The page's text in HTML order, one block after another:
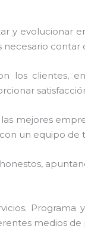
y evolucionar
necesario
los clientes,
mejores
un equipo
medios de